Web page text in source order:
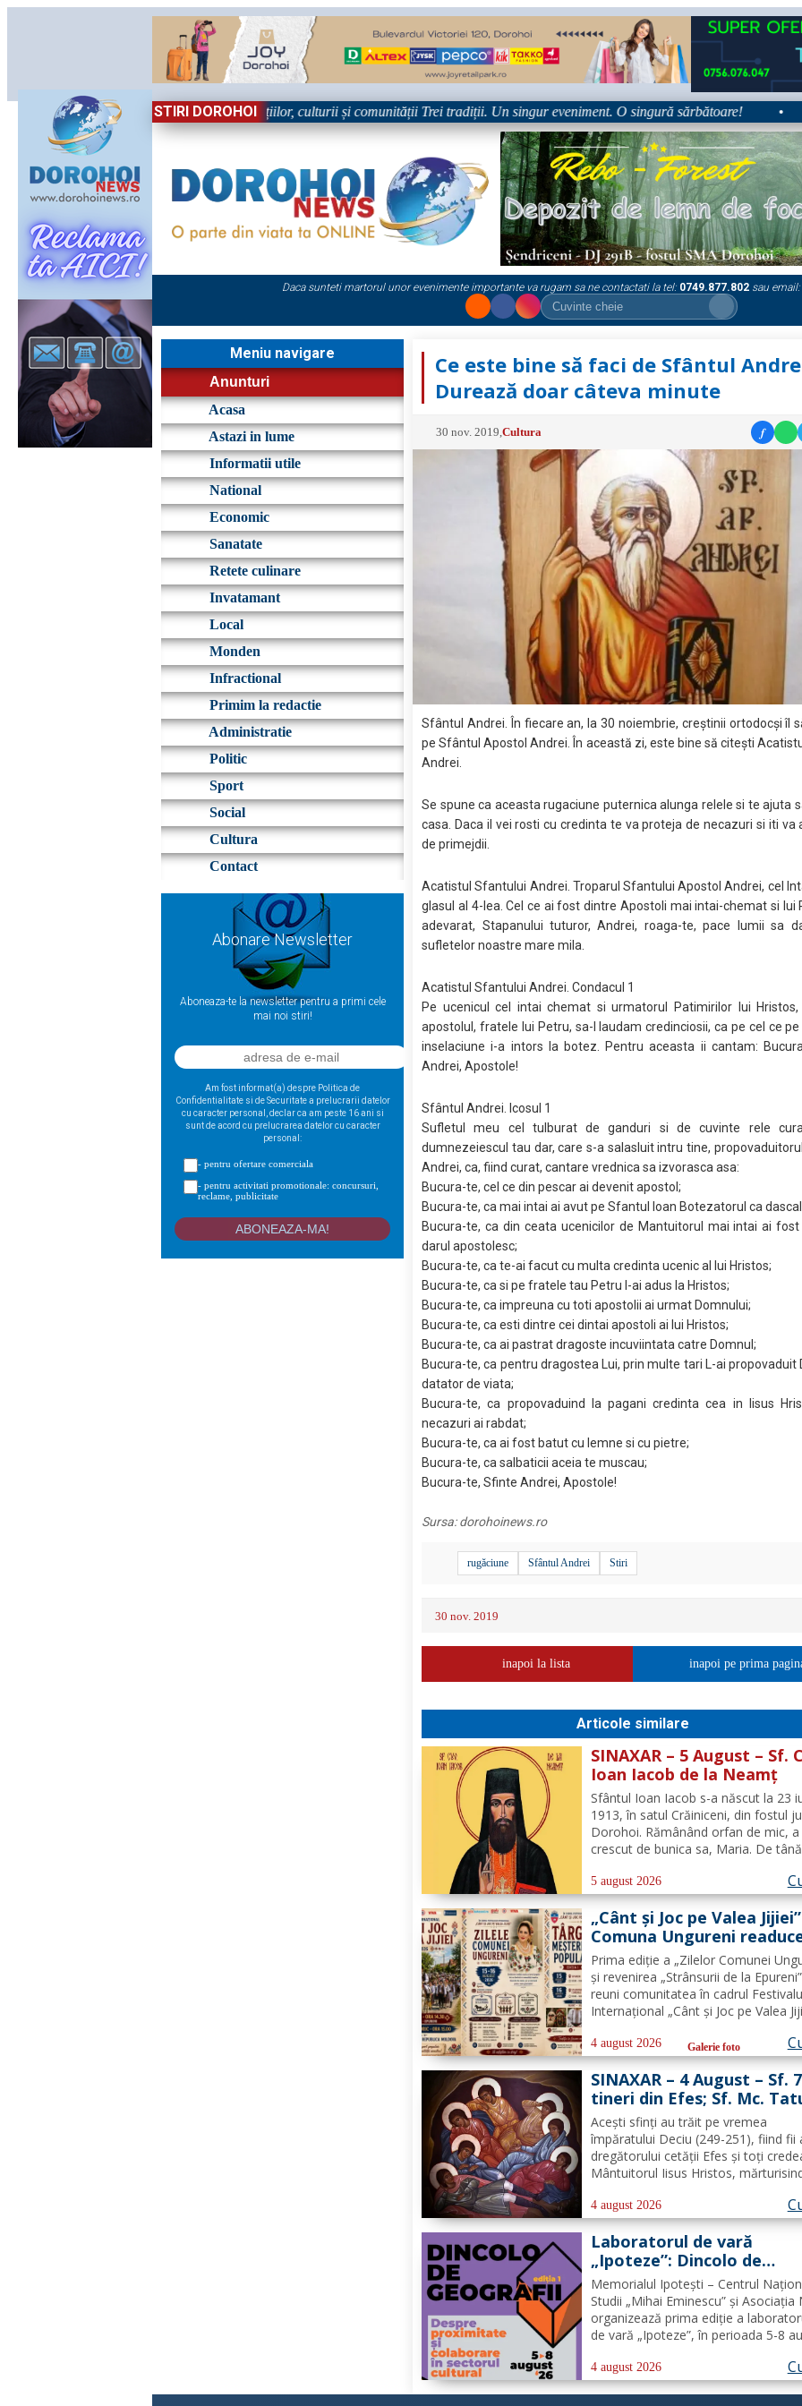
STIRI DOROHOI
în Sărbătoare!” – trei zile dedicate tradițiilor, culturii și comunității Trei tradiții. Un singur eveniment. O singură sărbătoare!
Daca sunteti martorul unor evenimente importante va rugam sa ne contactati la tel: 0749.877.802 sau email:
Meniu navigare
Anunturi
Acasa
Astazi in lume
Informatii utile
National
Economic
Sanatate
Retete culinare
Invatamant
Local
Monden
Infractional
Primim la redactie
Administratie
Politic
Sport
Social
Cultura
Contact
Abonare Newsletter
Aboneaza-te la newsletter pentru a primi cele
mai noi stiri!
Am fost informat(a) despre Politica de
Confidentialitate si de Securitate a prelucrarii datelor
cu caracter personal, declar ca am peste 16 ani si
sunt de acord cu prelucrarea datelor cu caracter
personal:
- pentru ofertare comerciala
- pentru activitati promotionale: concursuri,
reclame, publicitate
Ce este bine să faci de Sfântul
Durează doar câteva minute
30 nov. 2019 ,Cultura f
Sfântul Andrei. În fiecare an, la 30 noiembrie, creștinii ortodocși îl
pe Sfântul Apostol Andrei. În această zi, este bine să citești
Andrei.
Se spune ca aceasta rugaciune puternica alunga relele si te ajuta
casa. Daca il vei rosti cu credinta te va proteja de necazuri si iti va
de primejdii.
Acatistul Sfantului Andrei. Troparul Sfantului Apostol Andrei, cel
glasul al 4-lea. Cel ce ai fost dintre Apostoli mai intai-chemat si lui
adevarat, Stapanului tuturor, Andrei, roaga-te, pace lumii sa
sufletelor noastre mare mila.
Acatistul Sfantului Andrei. Condacul 1
Pe ucenicul cel intai chemat si urmatorul Patimirilor lui
apostolul, fratele lui Petru, sa-l laudam credinciosii, ca pe cel ce
inselaciune i-a intors la botez. Pentru aceasta ii cantam:
Andrei, Apostole!
Sfântul Andrei. Icosul 1
Sufletul meu cel tulburat de ganduri si de cuvinte rele
dumnezeiescul tau dar, care s-a salasluit intru tine,
Andrei, ca, fiind curat, cantare vrednica sa izvorasca asa:
Bucura-te, cel ce din pescar ai devenit apostol;
Bucura-te, ca mai intai ai avut pe Sfantul Ioan Botezatorul ca
Bucura-te, ca din ceata ucenicilor de Mantuitorul mai intai ai
darul apostolesc;
Bucura-te, ca te-ai facut cu multa credinta ucenic al lui Hristos;
Bucura-te, ca si pe fratele tau Petru l-ai adus la Hristos;
Bucura-te, ca impreuna cu toti apostolii ai urmat Domnului;
Bucura-te, ca esti dintre cei dintai apostoli ai lui Hristos;
Bucura-te, ca ai pastrat dragoste incuviintata catre Domnul;
Bucura-te, ca pentru dragostea Lui, prin multe tari L-ai propovaduit
datator de viata;
Bucura-te, ca propovaduind la pagani credinta cea in Iisus
necazuri ai rabdat;
Bucura-te, ca ai fost batut cu lemne si cu pietre;
Bucura-te, ca salbaticii aceia te muscau;
Bucura-te, Sfinte Andrei, Apostole!
Sursa:dorohoinews.ro
rugăciune Sfântul Andrei Stiri
30 nov. 2019
inapoi la lista inapoi pe prima
Articole similare
SINAXAR – 5 August – Sf.
Ioan Iacob de la Neamţ
Sfântul Ioan Iacob s-a născut la 23
1913, în satul Crăiniceni, din fostul
Dorohoi. Rămânând orfan de mic,
crescut de bunica sa, Maria. De
vârsta de 20 de ani, și-a îndreptat
spre Mănăstirea Neamț. La 8 aprilie
rasoforul...
5 august 2026
„Cânt și Joc pe Valea Jijiei”
Comuna Ungureni
viață tradiția
Prima ediție a „Zilelor Comunei
și revenirea „Strânsurii de la
reuni comunitatea în cadrul
Internațional „Cânt și Joc pe Valea
16 august 2026, comuna Ungureni
găzdui unul dintre cele mai ample
evenimente culturale...
4 august 2026 Galerie foto
SINAXAR – 4 August – Sf. 7
tineri din Efes; Sf. Mc.
Aceşti sfinţi au trăit pe vremea
împăratului Deciu (249-251), fiind fii
dregătorului cetăţii Efes şi toţi
Mântuitorul Iisus Hristos,
împăratul că ei sunt mărturisitori ai
Hristos, i-a chemat la judecată. În
Deciu, cei...
4 august 2026
Laboratorul de vară
„Ipoteze”: Dincolo de
geografii: despre
și colaborare în sectorul
cultural
Memorialul Ipotești – Centrul
Studii „Mihai Eminescu” și Asociația
organizează prima ediție a
de vară „Ipoteze”, în perioada 5-8
reunind 20 de profesioniști din
cultural din România, Republica
4 august 2026